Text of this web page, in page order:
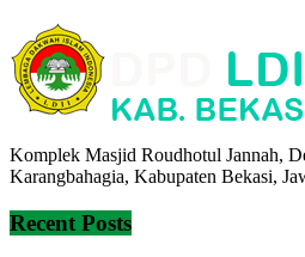
Komplek Masjid Roudhotul Jannah,
Karangbahagia, Kabupaten Bekasi,
Recent Posts